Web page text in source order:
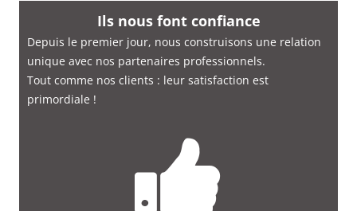
Ils nous font confiance
Depuis le premier jour, nous construisons une relation
unique avec nos partenaires professionnels.
Tout comme nos clients : leur satisfaction est
primordiale !